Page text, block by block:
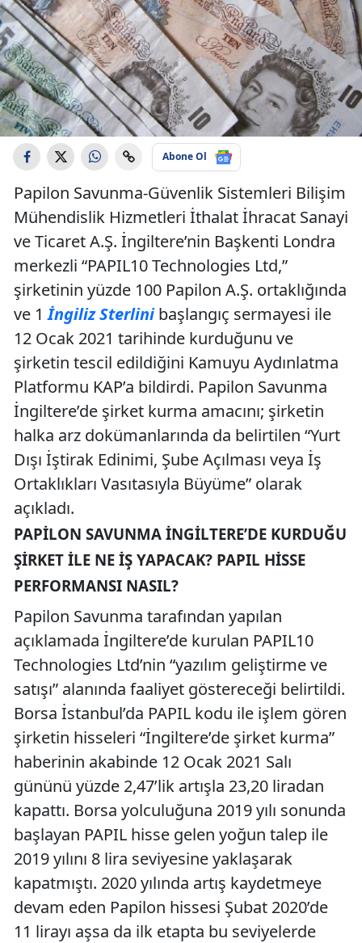
Abone Ol
Papilon Savunma-Güvenlik Sistemleri Bilişim
Mühendislik Hizmetleri İthalat İhracat Sanayi
ve Ticaret A.Ş. İngiltere’nin Başkenti Londra
merkezli “PAPIL10 Technologies Ltd,”
şirketinin yüzde 100 Papilon A.Ş. ortaklığında
ve 1İngiliz Sterlinibaşlangıç sermayesi ile
12 Ocak 2021 tarihinde kurduğunu ve
şirketin tescil edildiğini Kamuyu Aydınlatma
Platformu KAP’a bildirdi. Papilon Savunma
İngiltere’de şirket kurma amacını; şirketin
halka arz dokümanlarında da belirtilen “Yurt
Dışı İştirak Edinimi, Şube Açılması veya İş
Ortaklıkları Vasıtasıyla Büyüme” olarak
açıkladı.
PAPILON SAVUNMA İNGILTERE’DE KURDUĞU
ŞIRKET İLE NE İŞ YAPACAK? PAPIL HISSE
PERFORMANSI NASIL?
Papilon Savunma tarafından yapılan
açıklamada İngiltere’de kurulan PAPIL10
Technologies Ltd’nin “yazılım geliştirme ve
satışı” alanında faaliyet göstereceği belirtildi.
Borsa İstanbul’da PAPIL kodu ile işlem gören
şirketin hisseleri “İngiltere’de şirket kurma”
haberinin akabinde 12 Ocak 2021 Salı
gününü yüzde 2,47’lik artışla 23,20 liradan
kapattı. Borsa yolculuğuna 2019 yılı sonunda
başlayan PAPIL hisse gelen yoğun talep ile
2019 yılını 8 lira seviyesine yaklaşarak
kapatmıştı. 2020 yılında artış kaydetmeye
devam eden Papilon hissesi Şubat 2020’de
11 lirayı aşsa da ilk etapta bu seviyelerde